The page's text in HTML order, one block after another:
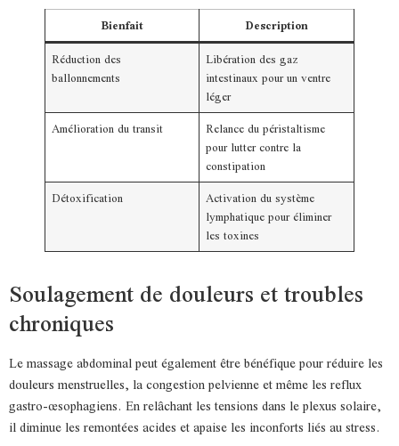
Bienfait
Description
Réduction des
ballonnements
Libération des gaz
intestinaux pour un ventre
léger
Amélioration du transit
Relance du péristaltisme
pour lutter contre la
constipation
Détoxification
Activation du système
lymphatique pour éliminer
les toxines
Soulagement de douleurs et troubles
chroniques
Le massage abdominal peut également être bénéfique pour réduire les
douleurs menstruelles, la congestion pelvienne et même les reflux
gastro-œsophagiens. En relâchant les tensions dans le plexus solaire,
il diminue les remontées acides et apaise les inconforts liés au stress.